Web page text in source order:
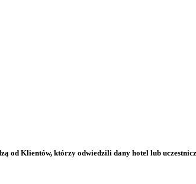
od Klientów, którzy odwiedzili dany hotel lub